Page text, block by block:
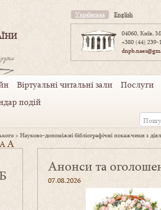
Українська English
04060, Київ,
+380 (44) 239-
Віртуальні читальні зали Послуги
подій
>Науково-допоміжні бібліографічні покажчики з
AA
Анонси та
07.08.2026